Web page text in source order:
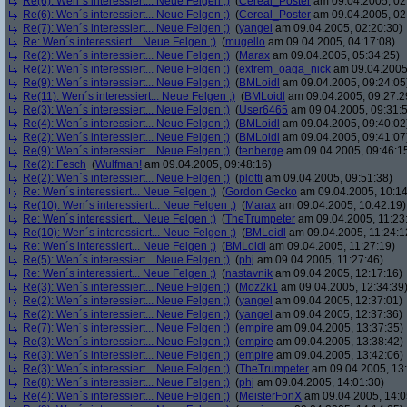
Re(6): Wen´s interessiert... Neue Felgen ;) (Cereal_Poster am 09.04.2005,
Re(7): Wen´s interessiert... Neue Felgen ;) (yangel am 09.04.2005, 02:20:30)
Re: Wen´s interessiert... Neue Felgen ;) (mugello am 09.04.2005, 04:17:08)
Re(2): Wen´s interessiert... Neue Felgen ;) (Marax am 09.04.2005, 05:34:25)
Re(2): Wen´s interessiert... Neue Felgen ;) (extrem_oaga_nick am
Re(9): Wen´s interessiert... Neue Felgen ;) (BMLoidl am 09.04.2005,
Re(11): Wen´s interessiert... Neue Felgen ;) (BMLoidl am 09.04.2005,
Re(3): Wen´s interessiert... Neue Felgen ;) (User6465 am 09.04.2005,
Re(4): Wen´s interessiert... Neue Felgen ;) (BMLoidl am 09.04.2005,
Re(2): Wen´s interessiert... Neue Felgen ;) (BMLoidl am 09.04.2005,
Re(9): Wen´s interessiert... Neue Felgen ;) (tenberge am 09.04.2005,
Re(2): Fesch (Wulfman! am 09.04.2005, 09:48:16)
Re(2): Wen´s interessiert... Neue Felgen ;) (plotti am 09.04.2005, 09:51:38)
Re: Wen´s interessiert... Neue Felgen ;) (Gordon Gecko am 09.04.2005,
Re(10): Wen´s interessiert... Neue Felgen ;) (Marax am 09.04.2005, 10:42:19)
Re: Wen´s interessiert... Neue Felgen ;) (TheTrumpeter am 09.04.2005,
Re(10): Wen´s interessiert... Neue Felgen ;) (BMLoidl am 09.04.2005,
Re: Wen´s interessiert... Neue Felgen ;) (BMLoidl am 09.04.2005, 11:27:19)
Re(5): Wen´s interessiert... Neue Felgen ;) (phj am 09.04.2005, 11:27:46)
Re: Wen´s interessiert... Neue Felgen ;) (nastavnik am 09.04.2005, 12:17:16)
Re(3): Wen´s interessiert... Neue Felgen ;) (Moz2k1 am 09.04.2005, 12:34:39)
Re(2): Wen´s interessiert... Neue Felgen ;) (yangel am 09.04.2005, 12:37:01)
Re(2): Wen´s interessiert... Neue Felgen ;) (yangel am 09.04.2005, 12:37:36)
Re(7): Wen´s interessiert... Neue Felgen ;) (empire am 09.04.2005, 13:37:35)
Re(3): Wen´s interessiert... Neue Felgen ;) (empire am 09.04.2005, 13:38:42)
Re(3): Wen´s interessiert... Neue Felgen ;) (empire am 09.04.2005, 13:42:06)
Re(3): Wen´s interessiert... Neue Felgen ;) (TheTrumpeter am 09.04.2005,
Re(8): Wen´s interessiert... Neue Felgen ;) (phj am 09.04.2005, 14:01:30)
Re(4): Wen´s interessiert... Neue Felgen ;) (MeisterFonX am 09.04.2005,